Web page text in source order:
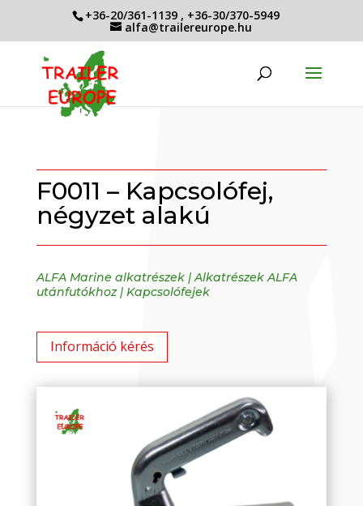
+36-20/361-1139 , +36-30/370-5949
alfa@trailereurope.hu
F0011 – Kapcsolófej,
négyzet alakú
ALFA Marine alkatrészek| Alkatrészek ALFA
utánfutókhoz| Kapcsolófejek
Információ kérés